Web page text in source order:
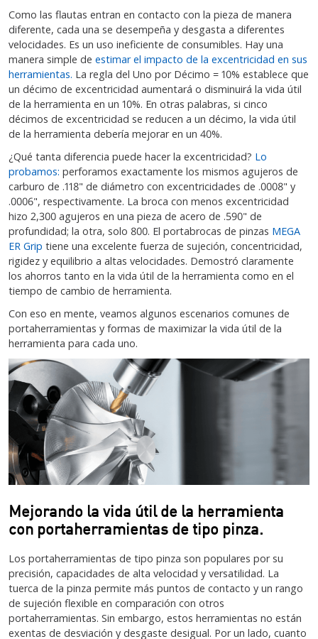
Como las flautas entran en contacto con la pieza de manera
diferente, cada una se desempeña y desgasta a diferentes
velocidades. Es un uso ineficiente de consumibles. Hay una
manera simple de estimar el impacto de la excentricidad en sus
herramientas. La regla del Uno por Décimo = 10% establece que
un décimo de excentricidad aumentará o disminuirá la vida útil
de la herramienta en un 10%. En otras palabras, si cinco
décimos de excentricidad se reducen a un décimo, la vida útil
de la herramienta debería mejorar en un 40%.
¿Qué tanta diferencia puede hacer la excentricidad? Lo
probamos: perforamos exactamente los mismos agujeros de
carburo de .118" de diámetro con excentricidades de .0008" y
.0006", respectivamente. La broca con menos excentricidad
hizo 2,300 agujeros en una pieza de acero de .590" de
profundidad; la otra, solo 800. El portabrocas de pinzas MEGA
ER Grip tiene una excelente fuerza de sujeción, concentricidad,
rigidez y equilibrio a altas velocidades. Demostró claramente
los ahorros tanto en la vida útil de la herramienta como en el
tiempo de cambio de herramienta.
Con eso en mente, veamos algunos escenarios comunes de
portaherramientas y formas de maximizar la vida útil de la
herramienta para cada uno.
Mejorando la vida útil de la herramienta
con portaherramientas de tipo pinza.
Los portaherramientas de tipo pinza son populares por su
precisión, capacidades de alta velocidad y versatilidad. La
tuerca de la pinza permite más puntos de contacto y un rango
de sujeción flexible en comparación con otros
portaherramientas. Sin embargo, estos herramientas no están
exentas de desviación y desgaste desigual. Por un lado, cuanto